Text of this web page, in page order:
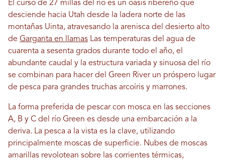
El curso de 27 millas del río es un oasis ribereño que
desciende hacia Utah desde la ladera norte de las
montañas Uinta, atravesando la arenisca del desierto alto
de Garganta en llamas Las temperaturas del agua de
cuarenta a sesenta grados durante todo el año, el
abundante caudal y la estructura variada y sinuosa del río
se combinan para hacer del Green River un próspero lugar
de pesca para grandes truchas arcoíris y marrones.
La forma preferida de pescar con mosca en las secciones
A, B y C del río Green es desde una embarcación a la
deriva. La pesca a la vista es la clave, utilizando
principalmente moscas de superficie. Nubes de moscas
amarillas revolotean sobre las corrientes térmicas,